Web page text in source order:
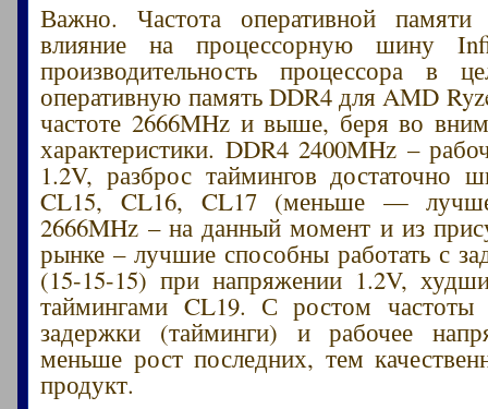
Важно. Частота оперативной
влияние на процессорную шину
производительность процессора в
оперативную память DDR4 для AMD
частоте 2666MHz и выше, беря во
характеристики. DDR4 2400MHz –
1.2V, разброс таймингов
CL15, CL16, CL17 (меньше —
2666MHz – на данный момент и из
рынке – лучшие способны работать с
(15-15-15) при напряжении 1.2V,
таймингами CL19. С ростом частоты
задержки (тайминги) и рабочее
меньше рост последних, тем
продукт.